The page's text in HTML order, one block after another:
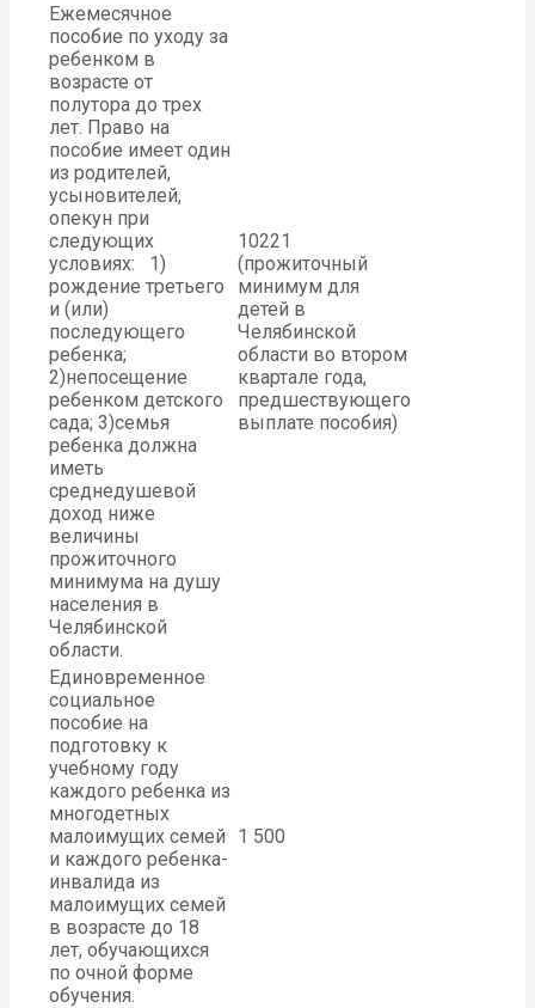
Ежемесячное
пособие по уходу за
ребенком в
возрасте от
полутора до трех
лет. Право на
пособие имеет один
из родителей,
усыновителей,
опекун при
следующих
условиях: 1)
рождение третьего
и (или)
последующего
ребенка;
2)непосещение
ребенком детского
сада; 3)семья
ребенка должна
иметь
среднедушевой
доход ниже
величины
прожиточного
минимума на душу
населения в
Челябинской
области.
10221
(прожиточный
минимум для
детей в
Челябинской
области во втором
квартале года,
предшествующего
выплате пособия)
Единовременное
социальное
пособие на
подготовку к
учебному году
каждого ребенка из
многодетных
малоимущих семей
и каждого ребенка-
инвалида из
малоимущих семей
в возрасте до 18
лет, обучающихся
по очной форме
обучения.
1 500